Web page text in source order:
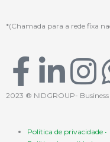
*(Chamada para a rede fixa
F
a
c
L
i
n
I
n
s
2023 ® NIDGROUP-
Política de privacidade •